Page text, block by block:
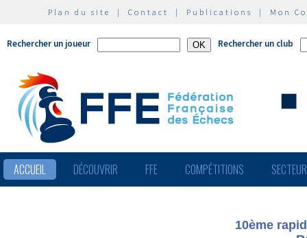
Plan du site | Contact | Publications | Mon
Rechercher un joueur Rechercher un club
ACCUEIL DÉCOUVRIR FFE COMPÉTITIONS
10ème